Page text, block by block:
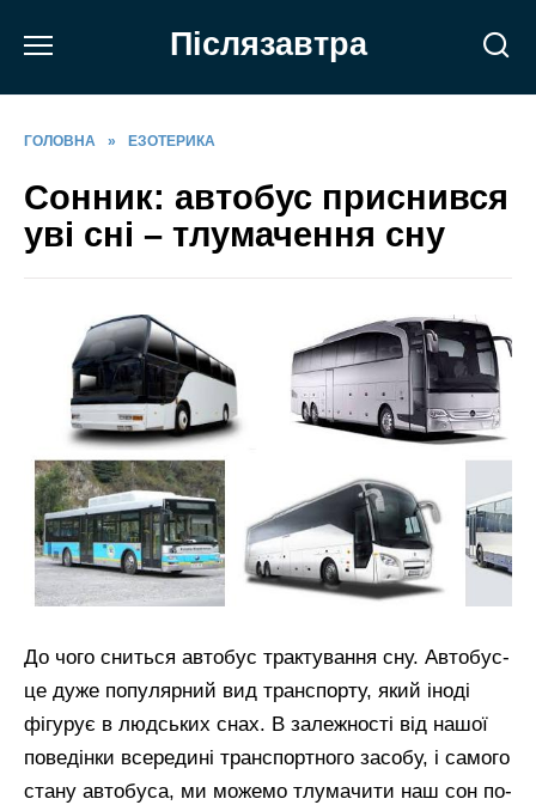
Післязавтра
ГОЛОВНА » ЕЗОТЕРИКА
Сонник: автобус приснився
уві сні – тлумачення сну
До чого сниться автобус трактування сну. Автобус-
це дуже популярний вид транспорту, який іноді
фігурує в людських снах. В залежності від нашої
поведінки всередині транспортного засобу, і самого
стану автобуса, ми можемо тлумачити наш сон по-